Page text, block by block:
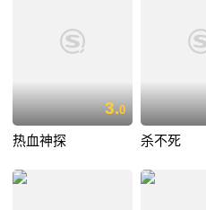
3.0
热血神探 杀不死